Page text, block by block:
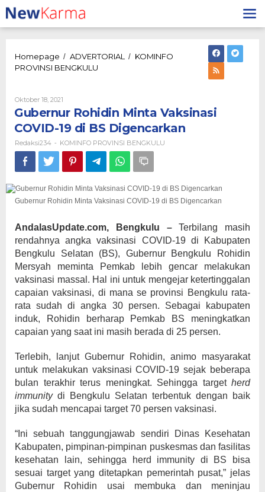
Lewati
ke
konten
Homepage / ADVERTORIAL / KOMINFO
PROVINSI BENGKULU
COVID-
di
BS
Digencarkan
Oktober 18, 2021
Redaksi234
Gubernur Rohidin Minta Vaksinasi
COVID-19 di BS Digencarkan
Redaksi234 - KOMINFO PROVINSI BENGKULU
Gubernur Rohidin Minta Vaksinasi COVID-19 di BS Digencarkan
AndalasUpdate.com, Bengkulu –Terbilang masih
rendahnya angka vaksinasi COVID-19 di Kabupaten
Bengkulu Selatan (BS), Gubernur Bengkulu Rohidin
Mersyah meminta Pemkab lebih gencar melakukan
vaksinasi massal. Hal ini untuk mengejar ketertinggalan
capaian vaksinasi, di mana se provinsi Bengkulu rata-
rata sudah di angka 30 persen. Sebagai kabupaten
induk, Rohidin berharap Pemkab BS meningkatkan
capaian yang saat ini masih berada di 25 persen.
Terlebih, lanjut Gubernur Rohidin, animo masyarakat
untuk melakukan vaksinasi COVID-19 sejak beberapa
bulan terakhir terus meningkat. Sehingga target herd
immunitydi Bengkulu Selatan terbentuk dengan baik
jika sudah mencapai target 70 persen vaksinasi.
“Ini sebuah tanggungjawab sendiri Dinas Kesehatan
Kabupaten, pimpinan-pimpinan puskesmas dan fasilitas
kesehatan lain, sehingga herd immunity di BS bisa
sesuai target yang ditetapkan pemerintah pusat,” jelas
Gubernur Rohidin usai membuka dan meninjau